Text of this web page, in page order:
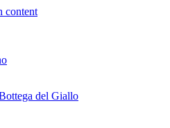
content